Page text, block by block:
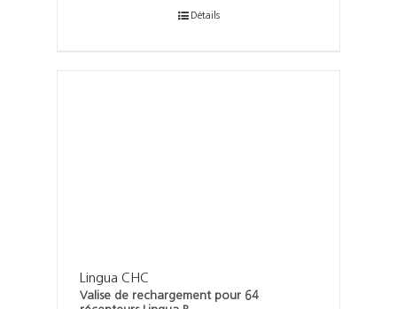
Détails
Lingua CHC
Valise de rechargement pour 64